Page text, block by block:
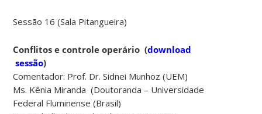
Sessão 16 (Sala Pitangueira)
Conflitos e controle operário(download
sessão)
Comentador: Prof. Dr. Sidnei Munhoz (UEM)
Ms. Kênia Miranda (Doutoranda – Universidade
Federal Fluminense (Brasil)